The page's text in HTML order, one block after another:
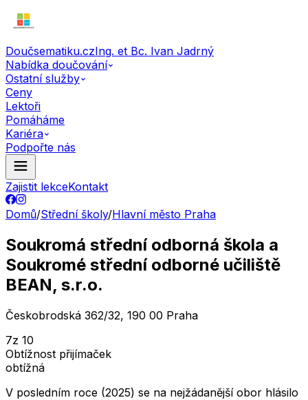
Doučsematiku.czIng. et Bc. Ivan Jadrný
Nabídka doučování
Ostatní služby
Ceny
Lektoři
Pomáháme
Kariéra
Podpořte nás
Zajistit lekceKontakt
Domů/Střední školy/Hlavní město Praha
Soukromá střední odborná škola a
Soukromé střední odborné učiliště
BEAN, s.r.o.
Českobrodská 362/32, 190 00 Praha
7z 10
Obtížnost přijímaček
obtížná
V posledním roce (2025) se na nejžádanější obor hlásilo